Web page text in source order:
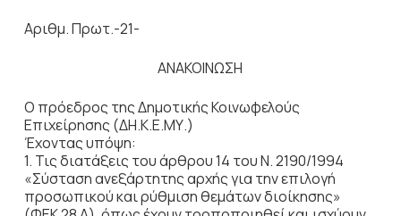
Αριθμ. Πρωτ.-21-
ΑΝΑΚΟΙΝΩΣΗ
O πρόεδρος της Δημοτικής Κοινωφελούς
Επιχείρησης (ΔΗ.Κ.Ε.ΜΥ.)
Έχοντας υπόψη:
1. Τις διατάξεις του άρθρου 14 του Ν. 2190/1994
«Σύσταση ανεξάρτητης αρχής για την επιλογή
προσωπικού και ρύθμιση θεμάτων διοίκησης»